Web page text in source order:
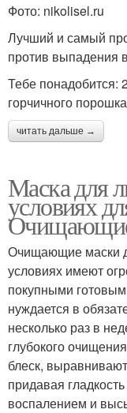
Фото: nikolisel.ru
Лучший и самый
против выпадения
Тебе понадобится:
горчичного
читать дальше →
Маска для
условиях
Очищающие маски
условиях имеют
покупными
нуждается в
несколько раз в
глубокого
блеск,
придавая
воспалением и